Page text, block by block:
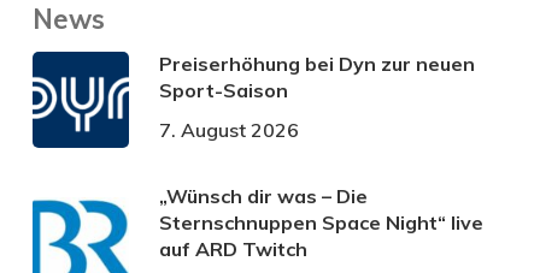
News
Preiserhöhung bei Dyn zur neuen
Sport-Saison
7. August 2026
„Wünsch dir was – Die
Sternschnuppen Space Night“ live
auf ARD Twitch